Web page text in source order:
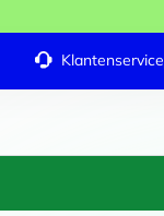
Klantenservice